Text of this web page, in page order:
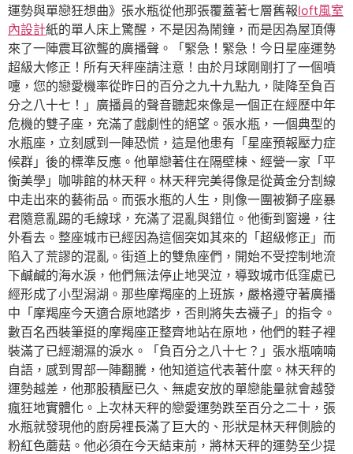
運勢與單戀狂想曲》張水瓶從他那張覆蓋著七層舊報loft風室
內設計紙的單人床上驚醒，不是因為鬧鐘，而是因為屋頂傳
來了一陣震耳欲聾的廣播聲。「緊急！緊急！今日星座運勢
超級大修正！所有天秤座請注意！由於月球剛剛打了一個噴
嚏，您的戀愛機率從昨日的百分之九十九點九，陡降至負百
分之八十七！」廣播員的聲音聽起來像是一個正在經歷中年
危機的雙子座，充滿了戲劇性的絕望。張水瓶，一個典型的
水瓶座，立刻感到一陣恐慌，這是他患有「星座預報壓力症
候群」後的標準反應。他單戀著住在隔壁棟、經營一家「平
衡美學」咖啡館的林天秤。林天秤完美得像是從黃金分割線
中走出來的藝術品。而張水瓶的人生，則像一團被獅子座暴
君隨意亂踢的毛線球，充滿了混亂與錯位。他衝到窗邊，往
外看去。整座城市已經因為這個突如其來的「超級修正」而
陷入了荒謬的混亂。街道上的雙魚座們，開始不受控制地流
下鹹鹹的海水淚，他們無法停止地哭泣，導致城市低窪處已
經形成了小型潟湖。那些摩羯座的上班族，嚴格遵守著廣播
中「摩羯座今天適合原地踏步，否則將失去襪子」的指令。
數百名西裝筆挺的摩羯座正整齊地站在原地，他們的鞋子裡
裝滿了已經潮濕的淚水。「負百分之八十七？」張水瓶喃喃
自語，感到胃部一陣翻騰，他知道這代表著什麼。林天秤的
運勢越差，他那股積壓已久、無處安放的單戀能量就會越發
瘋狂地實體化。上次林天秤的戀愛運勢跌至百分之二十，張
水瓶就發現他的廚房裡長滿了巨大的、形狀是林天秤側臉的
粉紅色蘑菇。他必須在今天結束前，將林天秤的運勢至少提